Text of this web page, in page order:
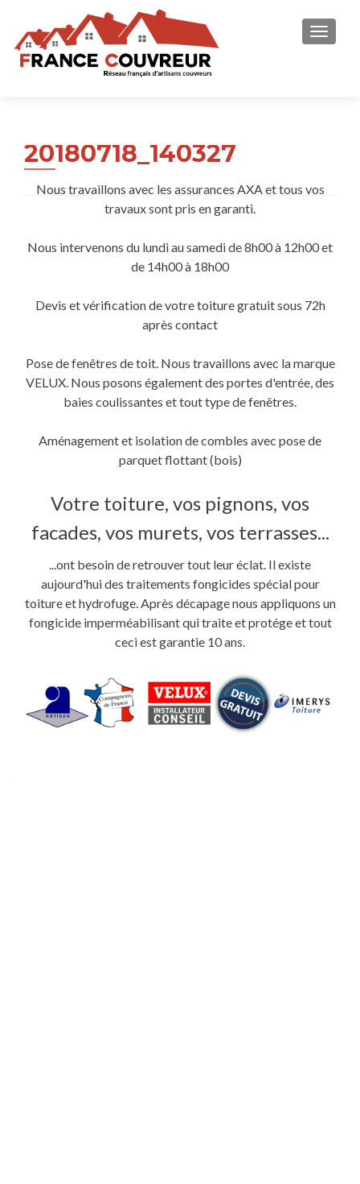
20180718_140327
Nous travaillons avec les assurances AXA et tous vos
travaux sont pris en garanti.
Nous intervenons du lundi au samedi de 8h00 à 12h00 et
de 14h00 à 18h00
Devis et vérification de votre toiture gratuit sous 72h
après contact
Pose de fenêtres de toit. Nous travaillons avec la marque
VELUX. Nous posons également des portes d'entrée, des
baies coulissantes et tout type de fenêtres.
Aménagement et isolation de combles avec pose de
parquet flottant (bois)
Votre toiture, vos pignons, vos
facades, vos murets, vos terrasses...
...ont besoin de retrouver tout leur éclat. Il existe
aujourd'hui des traitements fongicides spécial pour
toiture et hydrofuge. Après décapage nous appliquons un
fongicide imperméabilisant qui traite et protége et tout
ceci est garantie 10 ans.